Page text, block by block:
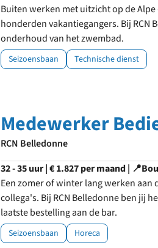
Buiten werken met uitzicht op de
honderden vakantiegangers. Bij
onderhoud van het zwembad.
Seizoensbaan Technische dienst
Medewerker
RCN Belledonne
32 - 35 uur | € 1.827 per maand |
Een zomer of winter lang werken
collega's. Bij RCN Belledonne ben jij
laatste bestelling aan de bar.
Seizoensbaan Horeca